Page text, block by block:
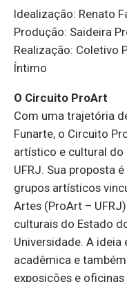
Idealização: Renato
Produção: Saideira
Realização: Coletivo
Íntimo
O Circuito ProArt
Com uma trajetória
Funarte, o Circuito
artístico e cultural do
UFRJ. Sua proposta
grupos artísticos
Artes (ProArt –
culturais do Estado
Universidade. A
acadêmica e
exposições e